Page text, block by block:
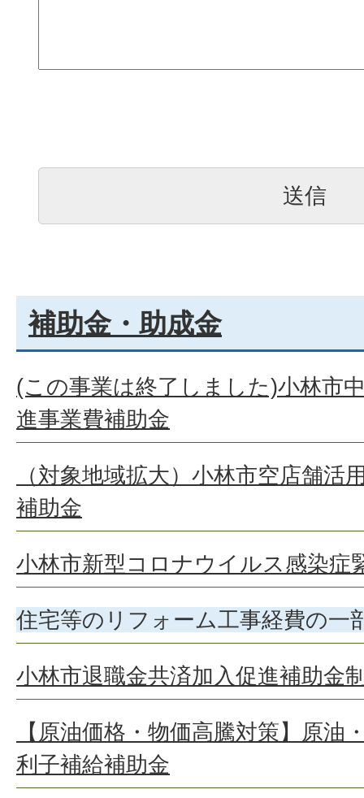
補助金・助成金
(この事業は終了しました)小林市
進事業費補助金
（対象地域拡大）小林市空店舗活
補助金
小林市新型コロナウイルス感染症
住宅等のリフォーム工事経費の一
小林市退職金共済加入促進補助金
【原油価格・物価高騰対策】原油
利子補給補助金